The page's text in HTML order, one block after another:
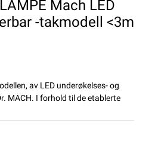
Mach LED
-takmodell <3m
av LED underøkelses- og
MACH. I forhold til de etablerte